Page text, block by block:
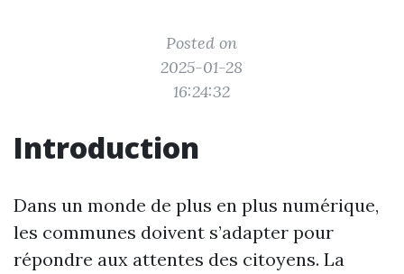
Posted on
2025-01-28
16:24:32
Introduction
Dans un monde de plus en plus numérique,
les communes doivent s’adapter pour
répondre aux attentes des citoyens. La